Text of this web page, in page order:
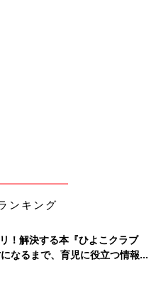
ンキング
！解決する本『ひよこクラブ
なるまで、育児に役立つ情報が